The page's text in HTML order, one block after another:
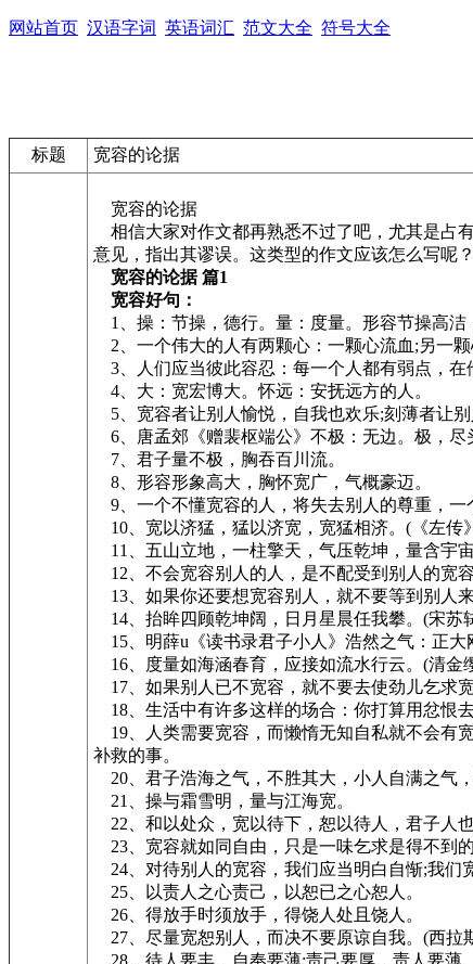
网站首页 汉语字词 英语词汇 范文大全 符号大全
标题 宽容的论据
宽容的论据
相信大家对作文都再熟悉不过了吧，尤其是占
意见，指出其谬误。这类型的作文应该怎么写呢
宽容的论据 篇1
宽容好句：
1、操：节操，德行。量：度量。形容节操高洁
2、一个伟大的人有两颗心：一颗心流血;另一
3、人们应当彼此容忍：每一个人都有弱点，
4、大：宽宏博大。怀远：安抚远方的人。
5、宽容者让别人愉悦，自我也欢乐;刻薄者让别
6、唐孟郊《赠裴枢端公》不极：无边。极，尽
7、君子量不极，胸吞百川流。
8、形容形象高大，胸怀宽广，气概豪迈。
9、一个不懂宽容的人，将失去别人的尊重，一
10、宽以济猛，猛以济宽，宽猛相济。(《左传
11、五山立地，一柱擎天，气压乾坤，量含宇宙
12、不会宽容别人的人，是不配受到别人的宽
13、如果你还要想宽容别人，就不要等到别人
14、抬眸四顾乾坤阔，日月星晨任我攀。(宋苏
15、明薛u《读书录君子小人》浩然之气：正大
16、度量如海涵春育，应接如流水行云。(清金
17、如果别人已不宽容，就不要去使劲儿乞求
18、生活中有许多这样的场合：你打算用忿恨
19、人类需要宽容，而懒惰无知自私就不会有
补救的事。
20、君子浩海之气，不胜其大，小人自满之气，
21、操与霜雪明，量与江海宽。
22、和以处众，宽以待下，恕以待人，君子人
23、宽容就如同自由，只是一味乞求是得不到
24、对待别人的宽容，我们应当明白自惭;我们
25、以责人之心责己，以恕已之心恕人。
26、得放手时须放手，得饶人处且饶人。
27、尽量宽恕别人，而决不要原谅自我。(西拉
28、待人要丰，自奉要薄;责己要厚，责人要薄。